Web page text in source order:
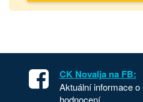
CK Novalja na FB:
Aktuální informace